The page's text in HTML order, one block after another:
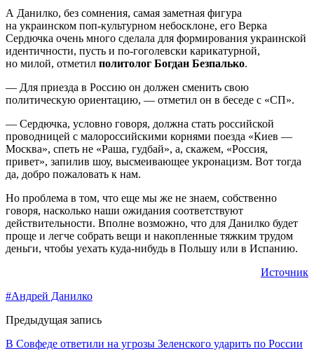
А Данилко, без сомнения, самая заметная фигура
на украинском поп-культурном небосклоне, его Верка
Сердючка очень много сделала для формирования украинской
идентичности, пусть и по-гоголевски карикатурной,
но милой, отметил политолог Богдан Безпалько.
— Для приезда в Россию он должен сменить свою
политическую ориентацию, — отметил он в беседе с «СП».
— Сердючка, условно говоря, должна стать российской
проводницей с малороссийскими корнями поезда «Киев —
Москва», спеть не «Раша, гудбай», а, скажем, «Россия,
привет», запилив шоу, высмеивающее укронацизм. Вот тогда
да, добро пожаловать к нам.
Но проблема в том, что еще мы же не знаем, собственно
говоря, насколько наши ожидания соответствуют
действительности. Вполне возможно, что для Данилко будет
проще и легче собрать вещи и накопленные тяжким трудом
деньги, чтобы уехать куда-нибудь в Польшу или в Испанию.
Источник
#Андрей Данилко
Предыдущая запись
В Совфеде ответили на угрозы Зеленского ударить по России